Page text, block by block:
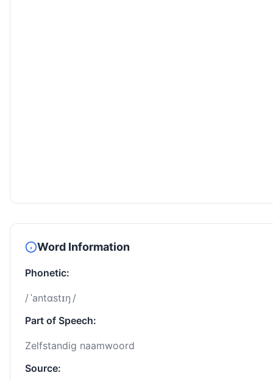
Word Information
Phonetic:
/ ˈantɑstɪŋ /
Part of Speech:
Zelfstandig naamwoord
Source: